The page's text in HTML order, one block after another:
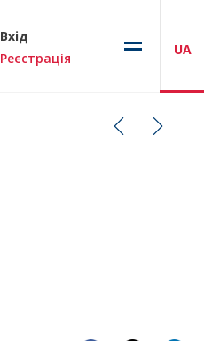
Вхід
Реєстрація
UA